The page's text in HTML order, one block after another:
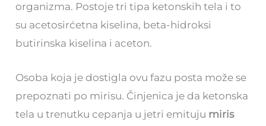
organizma. Postoje tri tipa ketonskih tela i to
su acetosirćetna kiselina, beta-hidroksi
butirinska kiselina i aceton.
Osoba koja je dostigla ovu fazu posta može se
prepoznati po mirisu. Činjenica je da ketonska
tela u trenutku cepanja u jetri emituju miris